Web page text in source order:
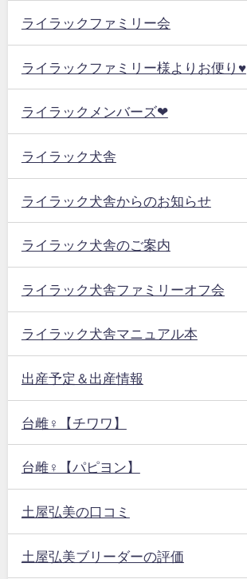
ライラックファミリー会
ライラックファミリー様よりお便り♥
ライラックメンバーズ❤
ライラック犬舎
ライラック犬舎からのお知らせ
ライラック犬舎のご案内
ライラック犬舎ファミリーオフ会
ライラック犬舎マニュアル本
出産予定＆出産情報
台雌♀【チワワ】
台雌♀【パピヨン】
土屋弘美の口コミ
土屋弘美ブリーダーの評価